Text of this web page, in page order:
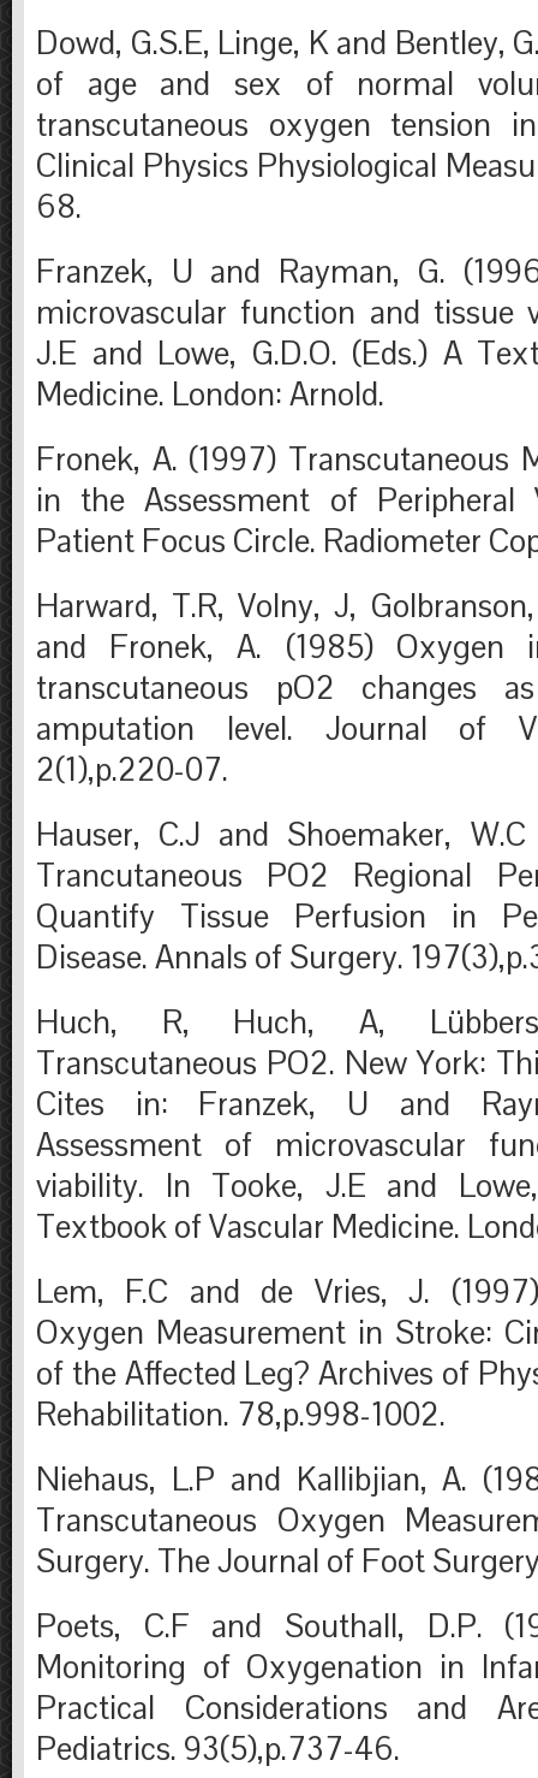
Dowd, G.S.E, Linge, K and Bentley,
of age and sex of normal
transcutaneous oxygen tension
Clinical Physics Physiological
68.
Franzek, U and Rayman, G.
microvascular function and tissue
J.E and Lowe, G.D.O. (Eds.) A
Medicine. London: Arnold.
Fronek, A. (1997) Transcutaneous
in the Assessment of Peripheral
Patient Focus Circle. Radiometer
Harward, T.R, Volny, J,
and Fronek, A. (1985) Oxygen
transcutaneous pO2 changes
amputation level. Journal of
2(1),p.220-07.
Hauser, C.J and Shoemaker,
Trancutaneous PO2 Regional
Quantify Tissue Perfusion in
Disease. Annals of Surgery.
Huch, R, Huch, A,
Transcutaneous PO2. New York:
Cites in: Franzek, U and
Assessment of microvascular
viability. In Tooke, J.E and
Textbook of Vascular Medicine.
Lem, F.C and de Vries, J.
Oxygen Measurement in Stroke:
of the Affected Leg? Archives of
Rehabilitation. 78,p.998-1002.
Niehaus, L.P and Kallibjian, A.
Transcutaneous Oxygen
Surgery. The Journal of Foot
Poets, C.F and Southall, D.P.
Monitoring of Oxygenation in
Practical Considerations and
Pediatrics. 93(5),p.737-46.